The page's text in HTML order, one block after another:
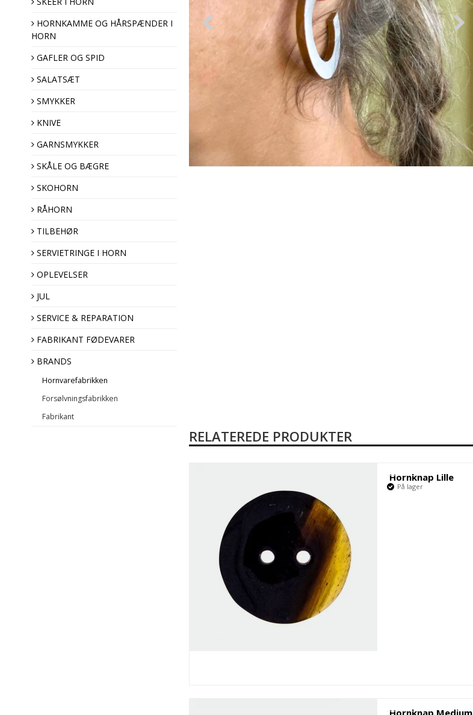
Hårspænder
Hornkamme
Salatsæt fra 15 til 22 cm
Salatsæt fra 23 til 27 cm
Pyntenåle
Hornknapper
Træknapper
Hornvarefabrikken
Fabrikant
HORNKAMME OG HÅRSPÆNDER I
HORN
GAFLER OG SPID
SALATSÆT
SMYKKER
KNIVE
GARNSMYKKER
SKÅLE OG BÆGRE
SKOHORN
RÅHORN
TILBEHØR
SERVIETRINGE I HORN
OPLEVELSER
JUL
SERVICE & REPARATION
FABRIKANT FØDEVARER
BRANDS
Hornvarefabrikken
Forsølvningsfabrikken
Fabrikant
RELATEREDE PRODUKTER
Hornknap Lille
På lager